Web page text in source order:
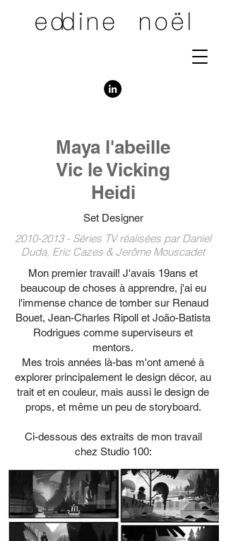
Maya l'abeille
Vic le Vicking
Heidi
Set Designer
2010-2013- Séries TV réalisées par Daniel
Duda, Eric Cazes & Jerôme Mouscadet
Mon premier travail! J'avais 19ans et
beaucoup de choses à apprendre, j'ai eu
l'immense chance de tomber sur Renaud
Bouet, Jean-Charles Ripoll et João-Batista
Rodrigues comme superviseurs et
mentors.
Mes trois années là-bas m'ont amené à
explorer principalement le design décor, au
trait et en couleur, mais aussi le design de
props, et même un peu de storyboard.
Ci-dessous des extraits de mon travail
chez Studio 100: